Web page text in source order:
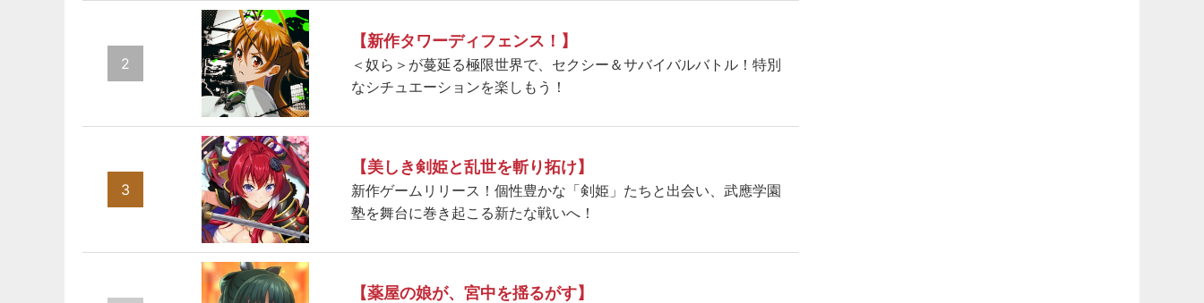
2
【新作タワーディフェンス！】
＜奴ら＞が蔓延る極限世界で、セクシー＆サバイバルバトル！特別
なシチュエーションを楽しもう！
3
【美しき剣姫と乱世を斬り拓け】
新作ゲームリリース！個性豊かな「剣姫」たちと出会い、武應学園
塾を舞台に巻き起こる新たな戦いへ！
【薬屋の娘が、宮中を揺るがす】